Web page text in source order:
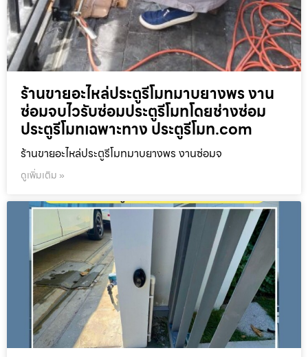
ร้านขายอะไหล่ประตูรีโมทมาบยางพร งาน
ซ่อมจบไวรับซ่อมประตูรีโมทโดยช่างซ่อม
ประตูรีโมทเฉพาะทาง ประตูรีโมท.com
ร้านขายอะไหล่ประตูรีโมทมาบยางพร งานซ่อมจ
ดูเพิ่มเติม »